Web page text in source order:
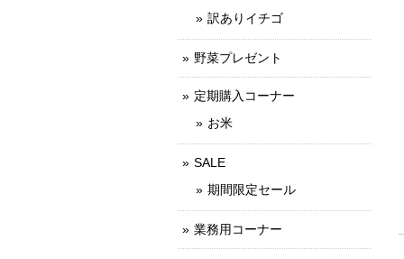
訳ありイチゴ
野菜プレゼント
定期購入コーナー
お米
SALE
期間限定セール
業務用コーナー